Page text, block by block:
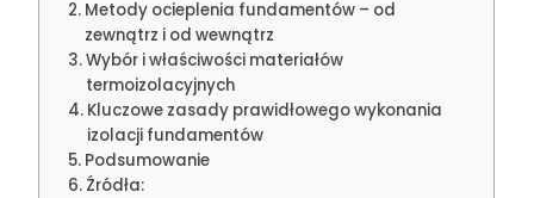
Metody ocieplenia fundamentów – od
zewnątrz i od wewnątrz
Wybór i właściwości materiałów
termoizolacyjnych
Kluczowe zasady prawidłowego wykonania
izolacji fundamentów
Podsumowanie
Źródła: